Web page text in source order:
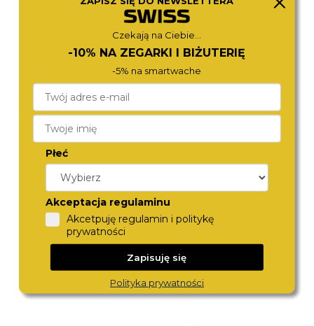
718833 41 55 70 NK0020-55E
ROAMER
968833 41 85 20
1 490,-
AT2141-87E
Czekają na Ciebie...
-10% NA ZEGARKI I BIŻUTERIĘ
-5% na smartwache
Płeć
Akceptacja regulaminu
Akcetpuję regulamin i politykę
prywatności
Zapisuję się
Polityka prywatności